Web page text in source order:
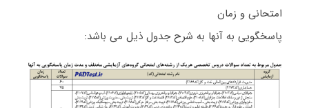
امتحانی و زمان
پاسخگویی به آنها به شرح جدول ذیل می باشد: